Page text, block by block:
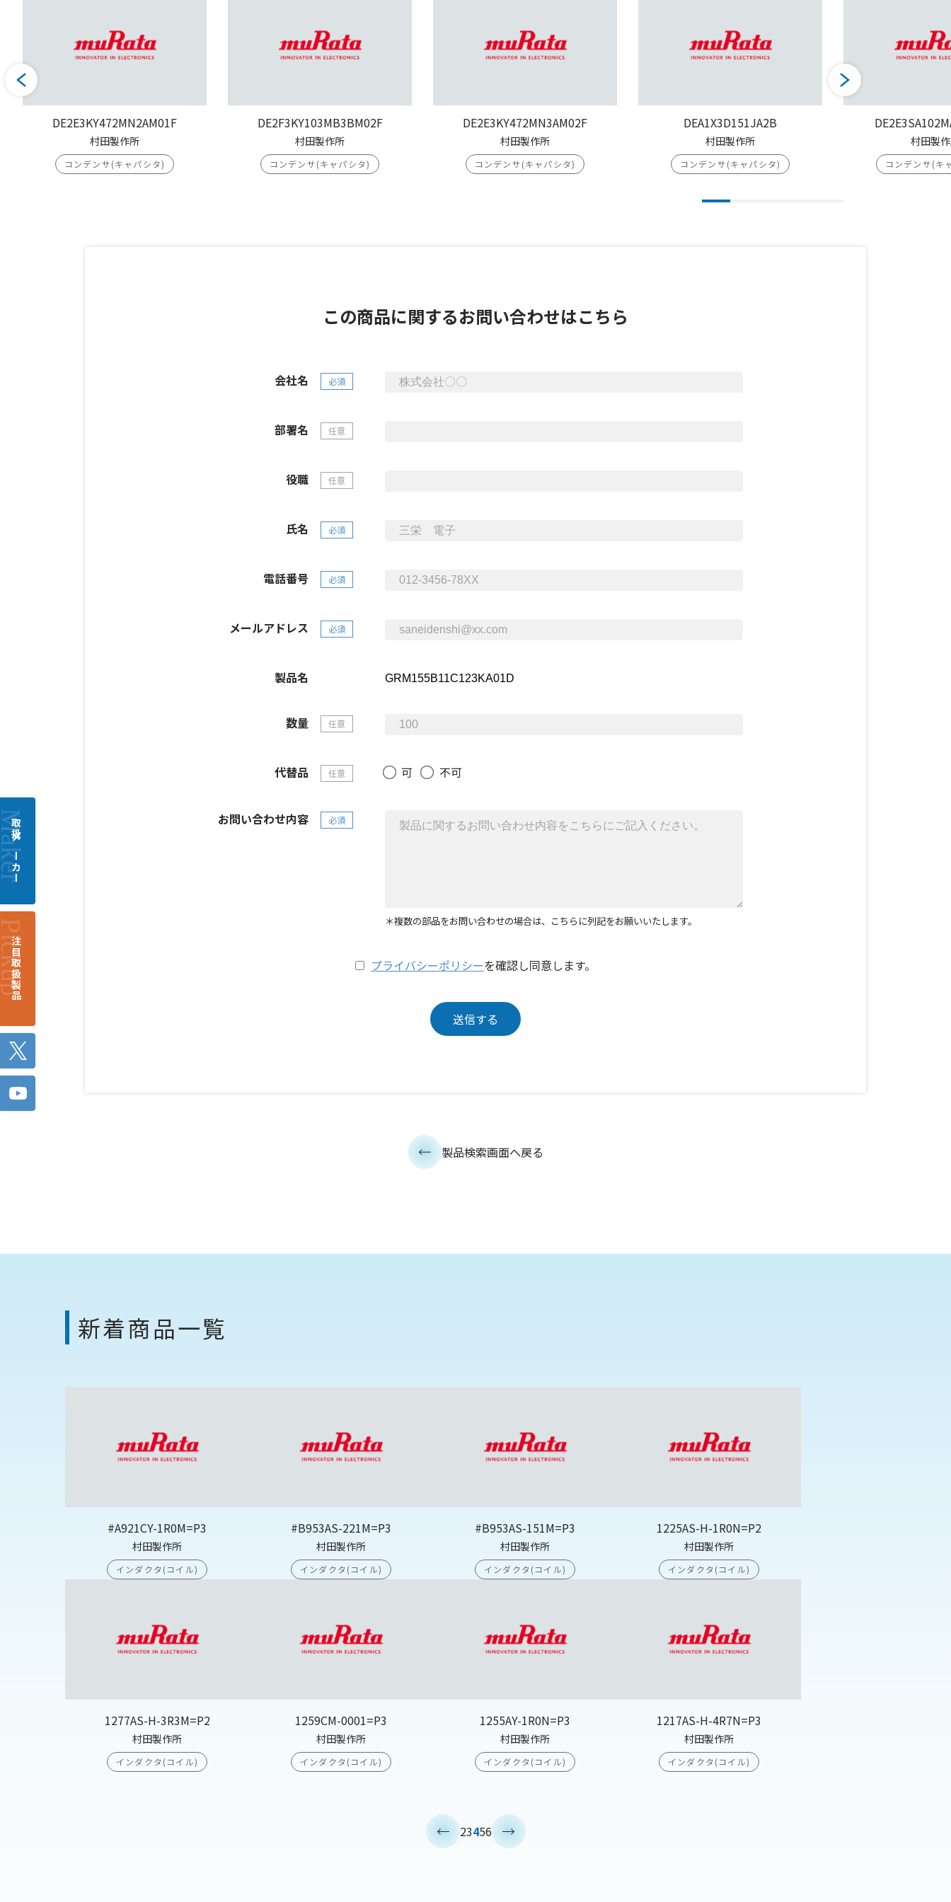
DE2E3KY472MN2AM01F
村田製作所
コンデンサ(キャパシタ)
DE2F3KY103MB3BM02F
村田製作所
コンデンサ(キャパシタ)
DE2E3KY472MN3AM02F
村田製作所
コンデンサ(キャパシタ)
DEA1X3D151JA2B
村田製作所
コンデンサ(キャパシタ)
村田製
コンデンサ(キ
この商品に関するお問い合わせはこちら
会社名 必須
部署名 任意
役職 任意
氏名 必須
電話番号 必須
メールアドレス 必須
製品名
数量 任意
代替品 任意 可 不可
お問い合わせ内容 必須
＊複数の部品をお問い合わせの場合は、こちらに列記をお願いいたします。
プライバシーポリシーを確認し同意します。
製品検索画面へ戻る
新着商品一覧
#A921CY-1R0M=P3
村田製作所
インダクタ(コイル)
#B953AS-221M=P3
村田製作所
インダクタ(コイル)
#B953AS-151M=P3
村田製作所
インダクタ(コイル)
1225AS-H-1R0N=P2
村田製作所
インダクタ(コイル)
1277AS-H-3R3M=P2
村田製作所
インダクタ(コイル)
1259CM-0001=P3
村田製作所
インダクタ(コイル)
1255AY-1R0N=P3
村田製作所
インダクタ(コイル)
1217AS-H-4R7N=P3
村田製作所
インダクタ(コイル)
23456
取扱メーカー
注目取扱製品